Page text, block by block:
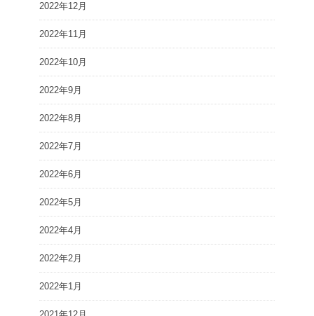
2022年12月
2022年11月
2022年10月
2022年9月
2022年8月
2022年7月
2022年6月
2022年5月
2022年4月
2022年2月
2022年1月